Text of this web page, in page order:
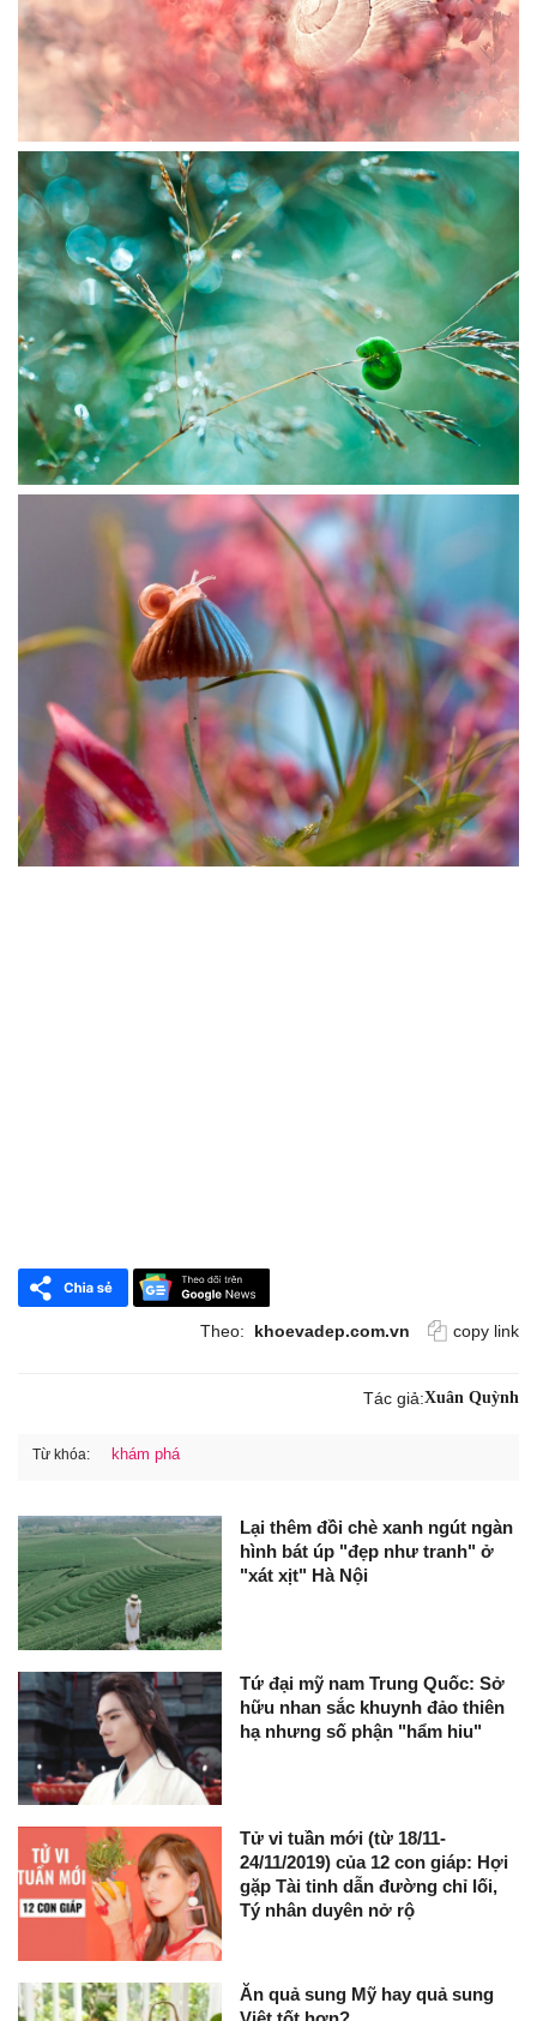
Theo: khoevadep.com.vn copy link
Tác giả:Xuân Quỳnh
Từ khóa: khám phá
Lại thêm đồi chè xanh ngút ngàn
hình bát úp "đẹp như tranh" ở
"xát xịt" Hà Nội
Tứ đại mỹ nam Trung Quốc: Sở
hữu nhan sắc khuynh đảo thiên
hạ nhưng số phận "hẩm hiu"
Tử vi tuần mới (từ 18/11-
24/11/2019) của 12 con giáp: Hợi
gặp Tài tinh dẫn đường chỉ lối,
Tý nhân duyên nở rộ
Ăn quả sung Mỹ hay quả sung